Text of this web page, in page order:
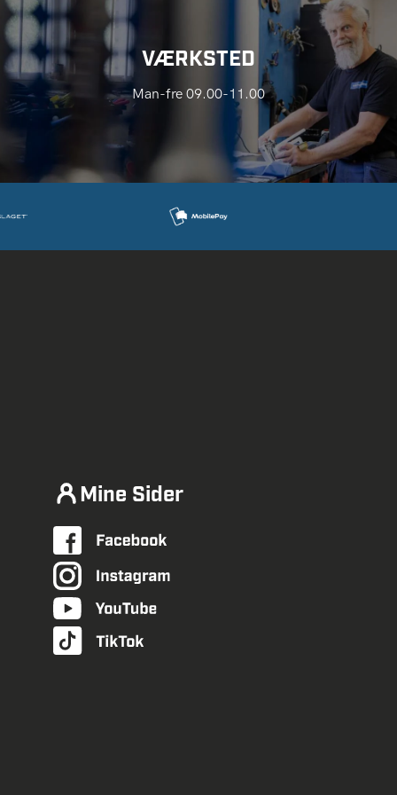
VÆRKSTED
Man-fre 09.00-11.00
Mine Sider